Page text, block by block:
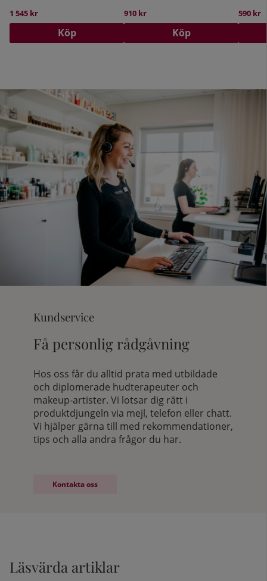
1 545 kr
Köp
910 kr
Köp
590 kr
Kundservice
Få personlig rådgåvning
Hos oss får du alltid prata med utbildade
och diplomerade hudterapeuter och
makeup-artister. Vi lotsar dig rätt i
produktdjungeln via mejl, telefon eller chatt.
Vi hjälper gärna till med rekommendationer,
tips och alla andra frågor du har.
Navigering till information
Kontakta oss
Läsvärda artiklar